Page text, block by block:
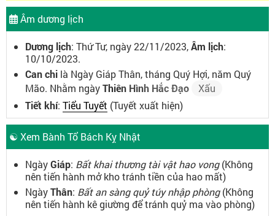
Âm dương lịch
Dương lịch: Thứ Tư, ngày 22/11/2023,Âm lịch:
10/10/2023.
Can chi là Ngày Giáp Thân, tháng Quý Hợi, năm Quý
Mão. Nhằm ngàyThiên Hình Hắc Đạo
Xấu
Tiết khí: Tiểu Tuyết (Tuyết xuất hiện)
☯ Xem Bành Tổ Bách Kỵ Nhật
NgàyGiáp: Bất khai thương tài vật hao vong(Không
nên tiến hành mở kho tránh tiền của hao mất)
NgàyThân: Bất an sàng quỷ túy nhập phòng(Không
nên tiến hành kê giường để tránh quỷ ma vào phòng)